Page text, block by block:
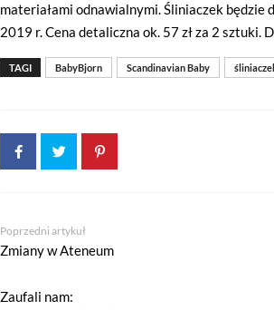
materiałami odnawialnymi. Śliniaczek będzie
2019 r. Cena detaliczna ok. 57 zł za 2
TAGI BabyBjorn Scandinavian Baby
Poprzedni artykuł
Zmiany w Ateneum
Zaufali nam: